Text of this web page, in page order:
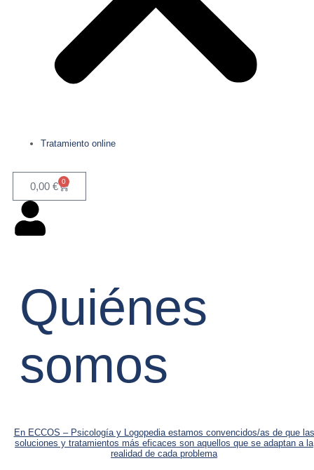
Tratamiento online
0,00 € 0
Quiénes
somos
En ECCOS – Psicología y Logopedia estamos convencidos/as de que las
soluciones y tratamientos más eficaces son aquellos que se adaptan a la
realidad de cada problema